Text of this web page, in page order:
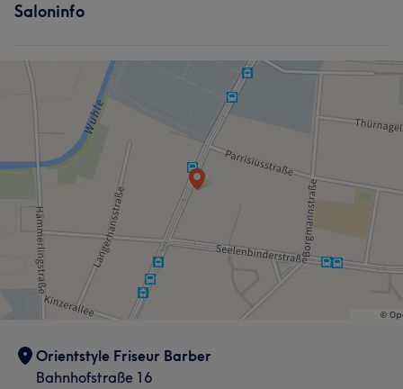
Saloninfo
Orientstyle Friseur Barber
Bahnhofstraße 16